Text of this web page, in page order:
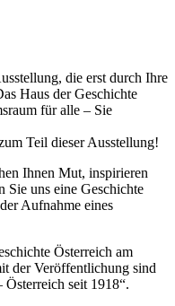
die erst durch Ihre
Haus der Geschichte
für alle – Sie
Teil dieser Ausstellung!
Ihnen Mut, inspirieren
Sie uns eine Geschichte
Aufnahme eines
Österreich am
der Veröffentlichung sind
seit 1918“.